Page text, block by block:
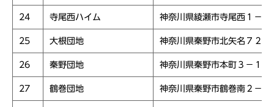
24 寺尾西ハイム 神奈川県綾瀬市寺尾西１－１
25 大根団地 神奈川県秦野市北矢名７２
26 秦野団地 神奈川県秦野市本町３－１３
27 鶴巻団地 神奈川県秦野市鶴巻南２－７